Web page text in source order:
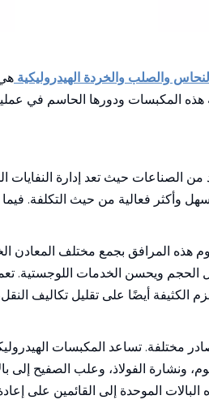
والصلب والخردة الهيدروليكية
المكبسات ودورها الحاسم في
الصناعات حيث تعد إدارة النفايات
وأكثر فعالية من حيث التكلفة.
هذه المرافق بجمع مختلف المعادن
ويحسن الخدمات اللوجستية.
أيضًا على تقليل تكاليف
مختلفة. تساعد المكبسات
ونشارة الفولاذ، وعلب الصفيح
الموحدة إلى القائمين على